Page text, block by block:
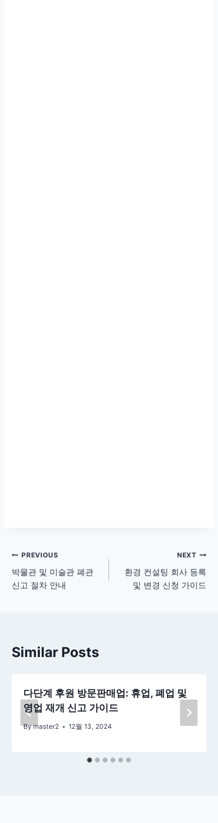
글
탐
PREVIOUS
박물관 및 미술관 폐관
신고 절차 안내
NEXT
환경 컨설팅 회사 등록
및 변경 신청 가이드
Similar Posts
다단계 후원 방문판매업: 휴업, 폐업 및
영업 재개 신고 가이드
Bymaster2 12월 13, 2024